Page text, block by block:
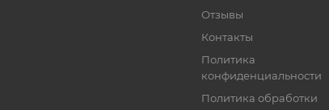
Отзывы
Контакты
Политика
конфиденциальности
Политика обработки